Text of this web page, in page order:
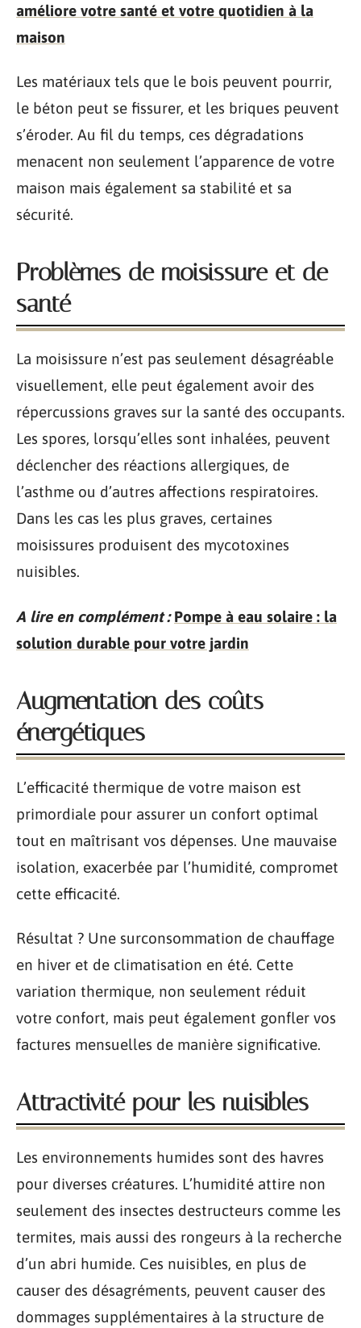
améliore votre santé et votre quotidien à la
maison
Les matériaux tels que le bois peuvent pourrir,
le béton peut se fissurer, et les briques peuvent
s’éroder. Au fil du temps, ces dégradations
menacent non seulement l’apparence de votre
maison mais également sa stabilité et sa
sécurité.
Problèmes de moisissure et de
santé
La moisissure n’est pas seulement désagréable
visuellement, elle peut également avoir des
répercussions graves sur la santé des occupants.
Les spores, lorsqu’elles sont inhalées, peuvent
déclencher des réactions allergiques, de
l’asthme ou d’autres affections respiratoires.
Dans les cas les plus graves, certaines
moisissures produisent des mycotoxines
nuisibles.
A lire en complément : Pompe à eau solaire : la
solution durable pour votre jardin
Augmentation des coûts
énergétiques
L’efficacité thermique de votre maison est
primordiale pour assurer un confort optimal
tout en maîtrisant vos dépenses. Une mauvaise
isolation, exacerbée par l’humidité, compromet
cette efficacité.
Résultat ? Une surconsommation de chauffage
en hiver et de climatisation en été. Cette
variation thermique, non seulement réduit
votre confort, mais peut également gonfler vos
factures mensuelles de manière significative.
Attractivité pour les nuisibles
Les environnements humides sont des havres
pour diverses créatures. L’humidité attire non
seulement des insectes destructeurs comme les
termites, mais aussi des rongeurs à la recherche
d’un abri humide. Ces nuisibles, en plus de
causer des désagréments, peuvent causer des
dommages supplémentaires à la structure de